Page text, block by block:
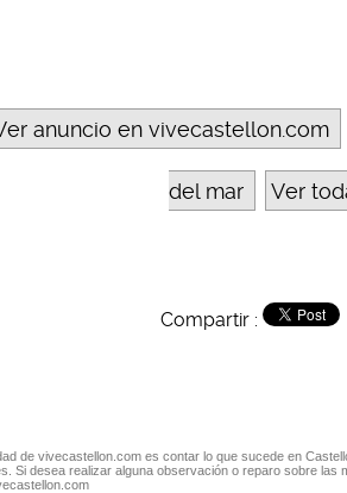
anuncio en vivecastellon.com
del mar Ver
Compartir :
de vivecastellon.com es contar lo que sucede en
Si desea realizar alguna observación o reparo sobre las